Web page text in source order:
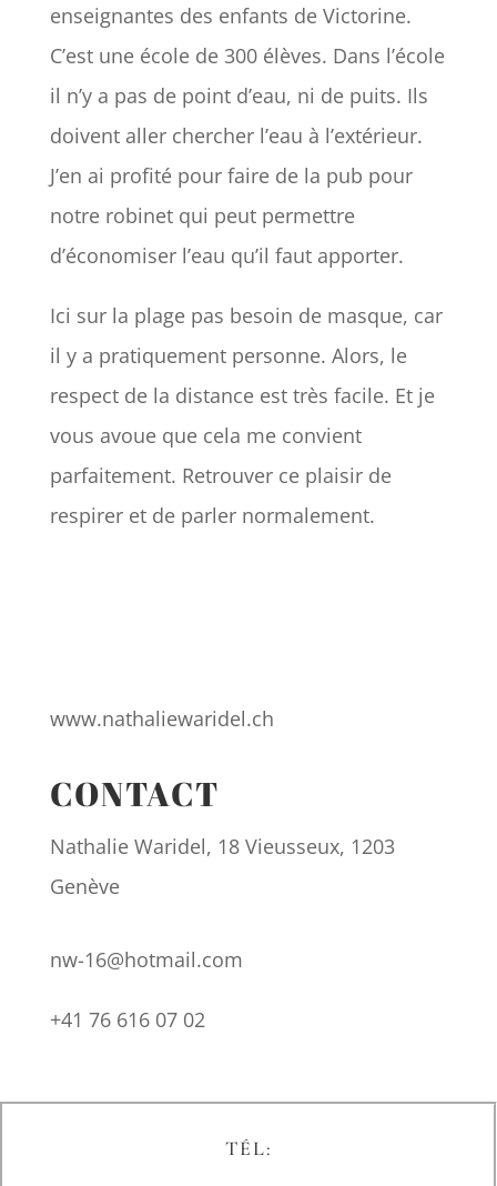
enseignantes des enfants de Victorine.
C’est une école de 300 élèves. Dans l’école
il n’y a pas de point d’eau, ni de puits. Ils
doivent aller chercher l’eau à l’extérieur.
J’en ai profité pour faire de la pub pour
notre robinet qui peut permettre
d’économiser l’eau qu’il faut apporter.
Ici sur la plage pas besoin de masque, car
il y a pratiquement personne. Alors, le
respect de la distance est très facile. Et je
vous avoue que cela me convient
parfaitement. Retrouver ce plaisir de
respirer et de parler normalement.
www.nathaliewaridel.ch
CONTACT
Nathalie Waridel, 18 Vieusseux, 1203
Genève
nw-16@hotmail.com
+41 76 616 07 02
TÉL: